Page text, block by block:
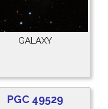
GALAXY
PGC 49529